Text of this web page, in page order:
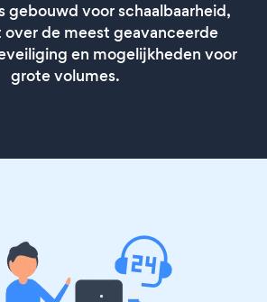
gebouwd voor schaalbaarheid,
de meest geavanceerde
en mogelijkheden voor
grote volumes.